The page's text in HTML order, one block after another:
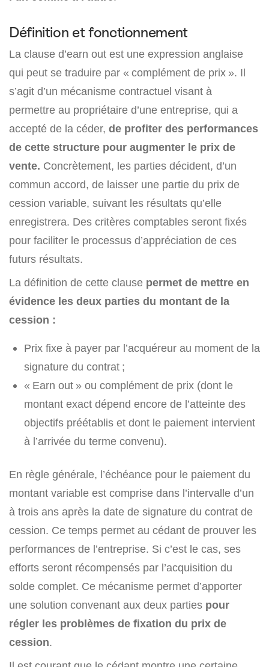
Définition et fonctionnement
La clause d’earn out est une expression anglaise
qui peut se traduire par « complément de prix ». Il
s’agit d’un mécanisme contractuel visant à
permettre au propriétaire d’une entreprise, qui a
accepté de la céder, de profiter des performances
de cette structure pour augmenter le prix de
vente. Concrètement, les parties décident, d’un
commun accord, de laisser une partie du prix de
cession variable, suivant les résultats qu’elle
enregistrera. Des critères comptables seront fixés
pour faciliter le processus d’appréciation de ces
futurs résultats.
La définition de cette clause permet de mettre en
évidence les deux parties du montant de la
cession :
Prix fixe à payer par l’acquéreur au moment de la
signature du contrat ;
« Earn out » ou complément de prix (dont le
montant exact dépend encore de l’atteinte des
objectifs préétablis et dont le paiement intervient
à l’arrivée du terme convenu).
En règle générale, l’échéance pour le paiement du
montant variable est comprise dans l’intervalle d’un
à trois ans après la date de signature du contrat de
cession. Ce temps permet au cédant de prouver les
performances de l’entreprise. Si c’est le cas, ses
efforts seront récompensés par l’acquisition du
solde complet. Ce mécanisme permet d’apporter
une solution convenant aux deux parties pour
régler les problèmes de fixation du prix de
cession.